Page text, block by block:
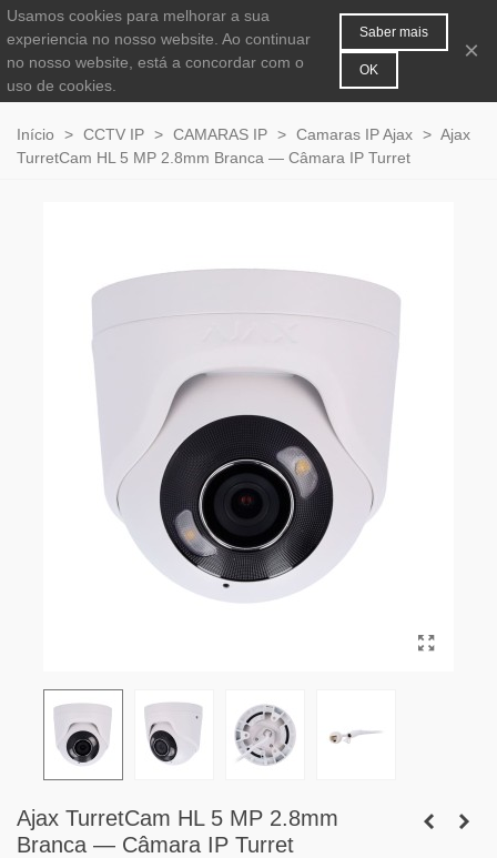
0
Início > CCTV IP > CAMARAS IP > Camaras IP Ajax > Ajax
TurretCam HL 5 MP 2.8mm Branca — Câmara IP Turret
Ajax TurretCam HL 5 MP 2.8mm
Branca — Câmara IP Turret
Usamos cookies para melhorar a sua
experiencia no nosso website. Ao continuar
no nosso website, está a concordar com o
uso de cookies.
Saber mais
OK
×